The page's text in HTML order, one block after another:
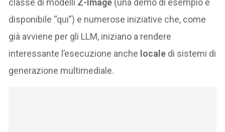
disponibile “qui”) e numerose iniziative che, come
già avviene per gli LLM, iniziano a rendere
interessante l’esecuzione anche locale di sistemi di
generazione multimediale.